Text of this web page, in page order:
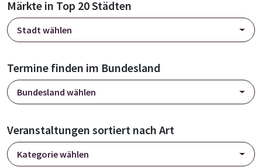
Märkte in Top 20 Städten
Stadt wählen
Termine finden im Bundesland
Bundesland wählen
Veranstaltungen sortiert nach Art
Kategorie wählen